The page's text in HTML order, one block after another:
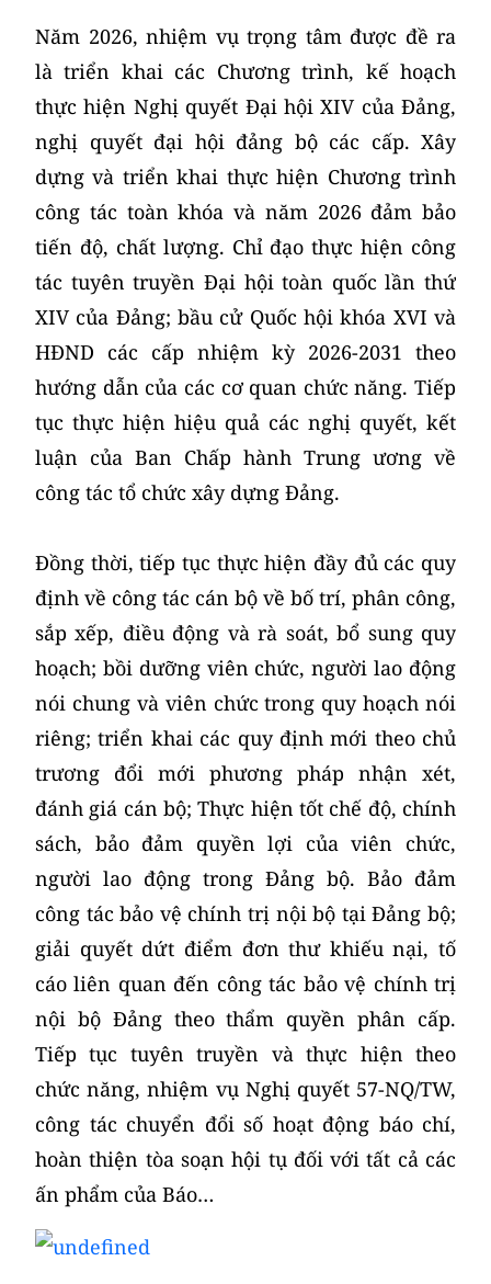
Năm 2026, nhiệm vụ trọng tâm được đề ra
là triển khai các Chương trình, kế hoạch
thực hiện Nghị quyết Đại hội XIV của Đảng,
nghị quyết đại hội đảng bộ các cấp. Xây
dựng và triển khai thực hiện Chương trình
công tác toàn khóa và năm 2026 đảm bảo
tiến độ, chất lượng. Chỉ đạo thực hiện công
tác tuyên truyền Đại hội toàn quốc lần thứ
XIV của Đảng; bầu cử Quốc hội khóa XVI và
HĐND các cấp nhiệm kỳ 2026-2031 theo
hướng dẫn của các cơ quan chức năng. Tiếp
tục thực hiện hiệu quả các nghị quyết, kết
luận của Ban Chấp hành Trung ương về
công tác tổ chức xây dựng Đảng.
Đồng thời, tiếp tục thực hiện đầy đủ các quy
định về công tác cán bộ về bố trí, phân công,
sắp xếp, điều động và rà soát, bổ sung quy
hoạch; bồi dưỡng viên chức, người lao động
nói chung và viên chức trong quy hoạch nói
riêng; triển khai các quy định mới theo chủ
trương đổi mới phương pháp nhận xét,
đánh giá cán bộ; Thực hiện tốt chế độ, chính
sách, bảo đảm quyền lợi của viên chức,
người lao động trong Đảng bộ. Bảo đảm
công tác bảo vệ chính trị nội bộ tại Đảng bộ;
giải quyết dứt điểm đơn thư khiếu nại, tố
cáo liên quan đến công tác bảo vệ chính trị
nội bộ Đảng theo thẩm quyền phân cấp.
Tiếp tục tuyên truyền và thực hiện theo
chức năng, nhiệm vụ Nghị quyết 57-NQ/TW,
công tác chuyển đổi số hoạt động báo chí,
hoàn thiện tòa soạn hội tụ đối với tất cả các
ấn phẩm của Báo…